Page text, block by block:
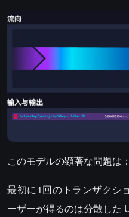
このモデルの顕著な問題は：
最初に1回のトランザクシ
ーザーが得るのは分散した